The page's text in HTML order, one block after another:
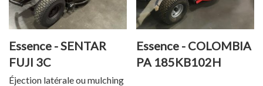
Essence - SENTAR
FUJI 3C
Éjection latérale ou mulching
Essence - COLOMBIA
PA 185KB102H